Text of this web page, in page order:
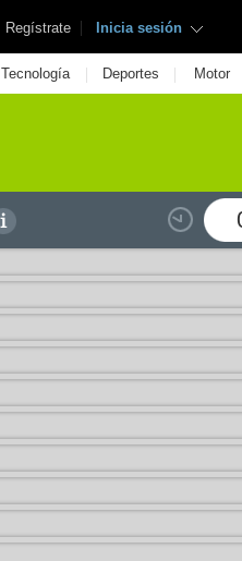
Regístrate | Inicia sesión
Tecnología | Deportes | Motor